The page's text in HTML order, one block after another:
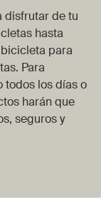
disfrutar de tu
hasta
para
Para
todos los días o
harán que
seguros y